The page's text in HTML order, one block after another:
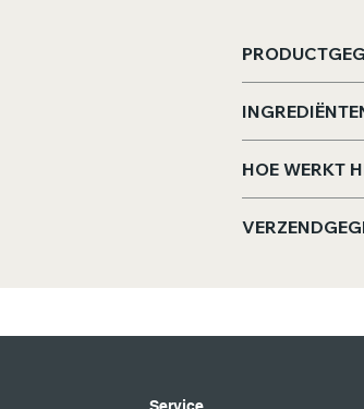
Inhoud:±28
HOE WERKT
minuten
Service